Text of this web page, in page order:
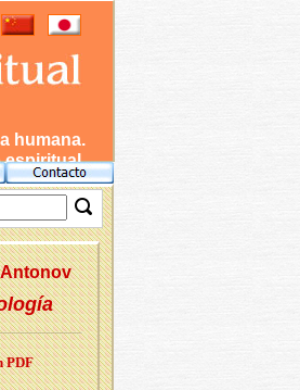
humana.
espiritual.
PDF